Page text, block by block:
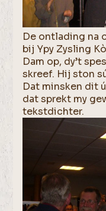
De ontlading na
bij Ypy Zysling
Dam op, dy’t
skreef. Hij ston
Dat minsken dit
dat sprekt my
tekstdichter.